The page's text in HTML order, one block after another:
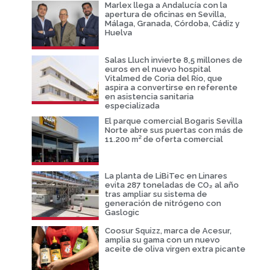
Marlex llega a Andalucía con la
apertura de oficinas en Sevilla,
Málaga, Granada, Córdoba, Cádiz y
Huelva
Salas Lluch invierte 8,5 millones de
euros en el nuevo hospital
Vitalmed de Coria del Río, que
aspira a convertirse en referente
en asistencia sanitaria
especializada
El parque comercial Bogaris Sevilla
Norte abre sus puertas con más de
11.200 m² de oferta comercial
La planta de LiBiTec en Linares
evita 287 toneladas de CO₂ al año
tras ampliar su sistema de
generación de nitrógeno con
Gaslogic
Coosur Squizz, marca de Acesur,
amplia su gama con un nuevo
aceite de oliva virgen extra picante